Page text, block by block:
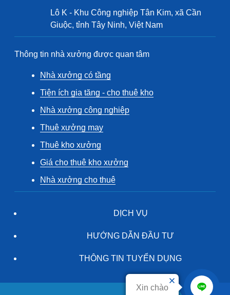
Xin chào
Lô K - Khu Công nghiệp Tân Kim, xã Cần
Giuộc, tỉnh Tây Ninh, Việt Nam
Thông tin nhà xưởng được quan tâm
Nhà xưởng có tầng
Tiện ích gia tăng - cho thuê kho
Nhà xưởng công nghiệp
Thuê xưởng may
Thuê kho xưởng
Giá cho thuê kho xưởng
Nhà xưởng cho thuê
DỊCH VỤ
HƯỚNG DẪN ĐẦU TƯ
THÔNG TIN TUYỂN DỤNG